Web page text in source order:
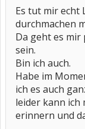
Es tut mir echt
durchmachen
Da geht es
sein.
Bin ich auch.
Habe im
ich es auch
leider kann ich
erinnern und